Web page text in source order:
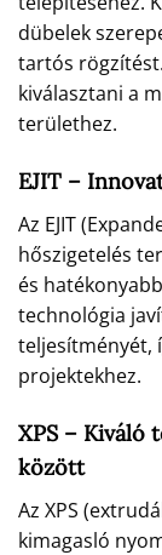
dübelek
tartós
kiválasztani a
területhez.
EJIT –
Az EJIT
hőszigetelés
és
technológia
teljesítményét,
projektekhez.
XPS – Kiváló
között
Az XPS
kimagasló